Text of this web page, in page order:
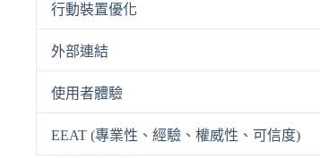
行動裝置優化
外部連結
使用者體驗
EEAT (專業性、經驗、權威性、可信度)